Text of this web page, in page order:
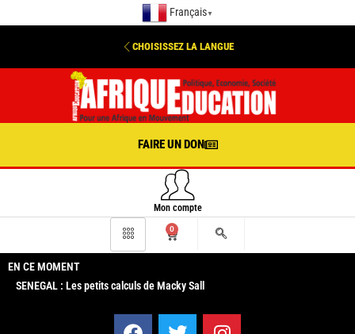
Français ▼
CHOISISSEZ LA LANGUE
FAIRE UN DON
Mon compte
0
EN CE MOMENT
SENEGAL : Les petits calculs de Macky Sall